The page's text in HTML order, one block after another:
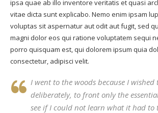
ipsa quae ab illo inventore veritatis et quasi
vitae dicta sunt explicabo. Nemo enim ipsam
voluptas sit aspernatur aut odit aut fugit, sed
magni dolor eos qui ratione voluptatem sequi
porro quisquam est, qui dolorem ipsum quia
consectetur, adipisci velit.
I went to the woods because I wished
deliberately, to front only the
see if I could not learn what it had to